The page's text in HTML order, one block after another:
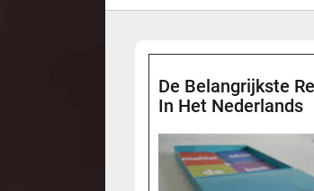
De Belangrijkste
In Het Nederlands